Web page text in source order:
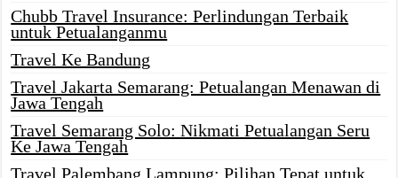
Chubb Travel Insurance: Perlindungan Terbaik
untuk Petualanganmu
Travel Ke Bandung
Travel Jakarta Semarang: Petualangan Menawan di
Jawa Tengah
Travel Semarang Solo: Nikmati Petualangan Seru
Ke Jawa Tengah
Travel Palembang Lampung: Pilihan Tepat untuk